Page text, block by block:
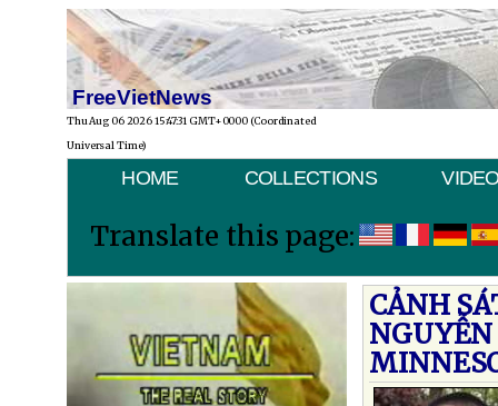
FreeVietNews
Thu Aug 06 2026 15:47:31 GMT+0000 (Coordinated
Universal Time)
HOME COLLECTIONS
Translate this page:
CẢNH